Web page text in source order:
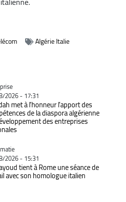
Algérie Italie
2026 - 17:31
met à l’honneur l’apport des
de la diaspora algérienne
des entreprises
2026 - 15:31
tient à Rome une séance de
avec son homologue italien